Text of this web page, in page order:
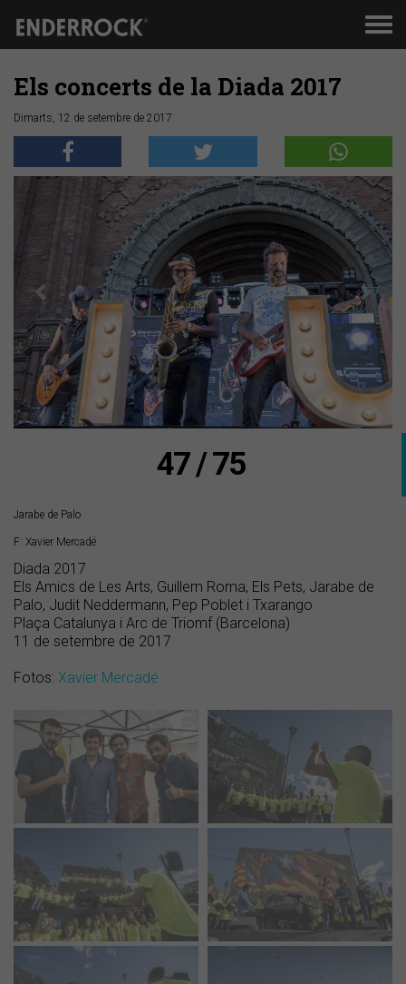
Els concerts de la Diada 2017
Dimarts, 12 de setembre de 2017
Anterior
47 / 75
Jarabe de Palo
F: Xavier Mercadé
Diada 2017
Els Amics de Les Arts, Guillem Roma, Els Pets, Jarabe de
Palo, Judit Neddermann, Pep Poblet i Txarango
Plaça Catalunya i Arc de Triomf (Barcelona)
11 de setembre de 2017
Fotos: Xavier Mercadé